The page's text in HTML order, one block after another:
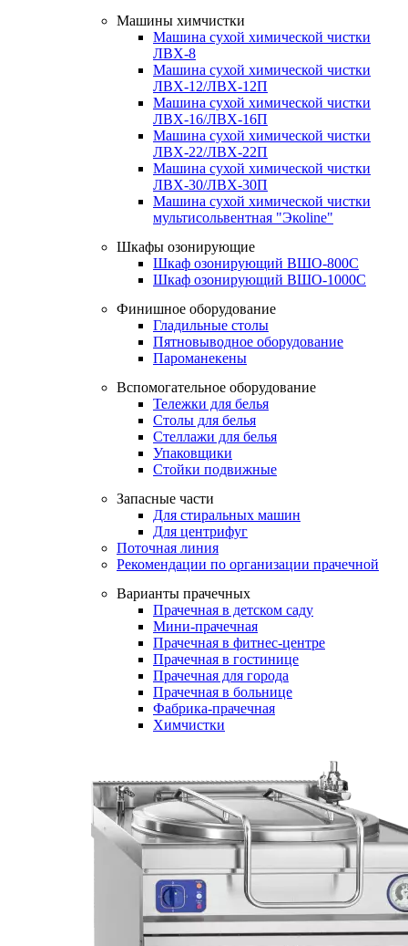
Машины химчистки
Машина сухой химической чистки
ЛВХ-8
Машина сухой химической чистки
ЛВХ-12/ЛВХ-12П
Машина сухой химической чистки
ЛВХ-16/ЛВХ-16П
Машина сухой химической чистки
ЛВХ-22/ЛВХ-22П
Машина сухой химической чистки
ЛВХ-30/ЛВХ-30П
Машина сухой химической чистки
мультисольвентная "Экоline"
Шкафы озонирующие
Шкаф озонирующий ВШО-800С
Шкаф озонирующий ВШО-1000С
Финишное оборудование
Гладильные столы
Пятновыводное оборудование
Пароманекены
Вспомогательное оборудование
Тележки для белья
Столы для белья
Стеллажи для белья
Упаковщики
Стойки подвижные
Запасные части
Для стиральных машин
Для центрифуг
Поточная линия
Рекомендации по организации прачечной
Варианты прачечных
Прачечная в детском саду
Мини-прачечная
Прачечная в фитнес-центре
Прачечная в гостинице
Прачечная для города
Прачечная в больнице
Фабрика-прачечная
Химчистки